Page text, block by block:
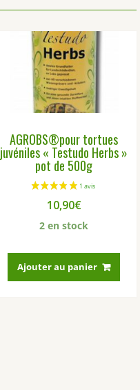
AGROBS®pour tortues
juvéniles « Testudo Herbs »
pot de 500g
10,90€
2 en stock
Ajouter au panier